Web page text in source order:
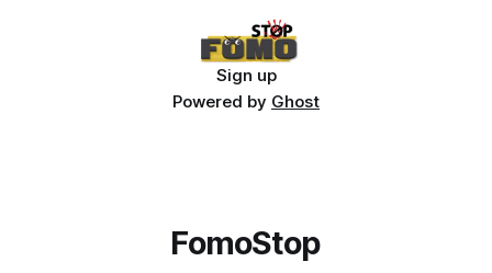
Sign up
Powered by Ghost
FomoStop